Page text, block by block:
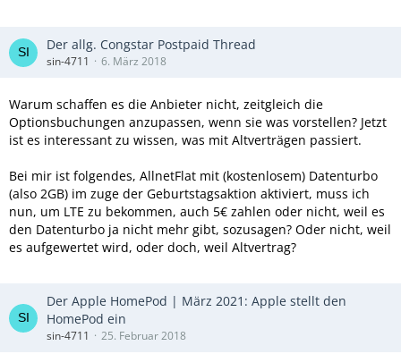
Der allg. Congstar Postpaid Thread
sin-4711 6. März 2018
Warum schaffen es die Anbieter nicht, zeitgleich die
Optionsbuchungen anzupassen, wenn sie was vorstellen? Jetzt
ist es interessant zu wissen, was mit Altverträgen passiert.
Bei mir ist folgendes, AllnetFlat mit (kostenlosem) Datenturbo
(also 2GB) im zuge der Geburtstagsaktion aktiviert, muss ich
nun, um LTE zu bekommen, auch 5€ zahlen oder nicht, weil es
den Datenturbo ja nicht mehr gibt, sozusagen? Oder nicht, weil
es aufgewertet wird, oder doch, weil Altvertrag?
Der Apple HomePod | März 2021: Apple stellt den
HomePod ein
sin-4711 25. Februar 2018